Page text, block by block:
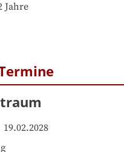
Jahre
19.02.2028